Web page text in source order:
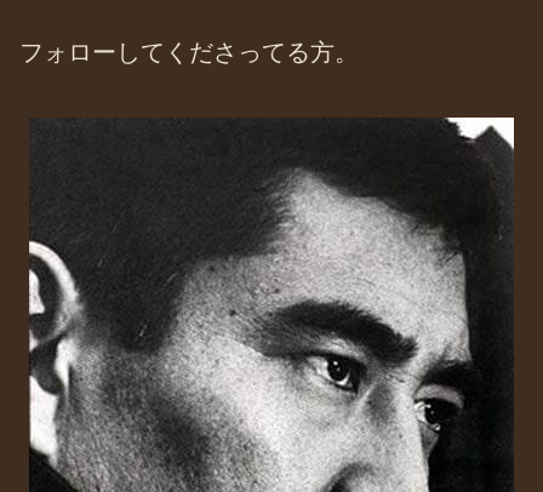
フォローしてくださってる方。